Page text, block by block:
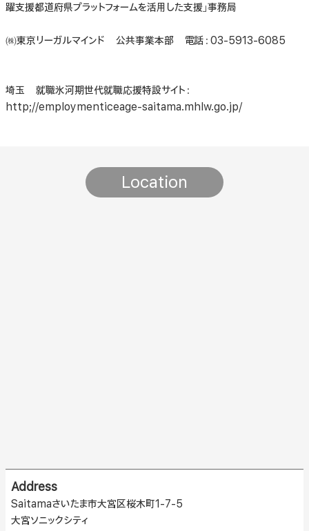
躍支援都道府県プラットフォームを活用した支援」事務局
㈱東京リーガルマインド 公共事業本部 電話：03-5913-6085
埼玉 就職氷河期世代就職応援特設サイト：
http;//employmenticeage-saitama.mhlw.go.jp/
Location
Address
Saitamaさいたま市大宮区桜木町1-7-5
大宮ソニックシティ